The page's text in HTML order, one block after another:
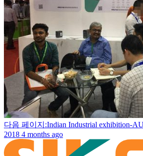
다음 페이지:Indian Industrial exhibition-
2018 4 months ago